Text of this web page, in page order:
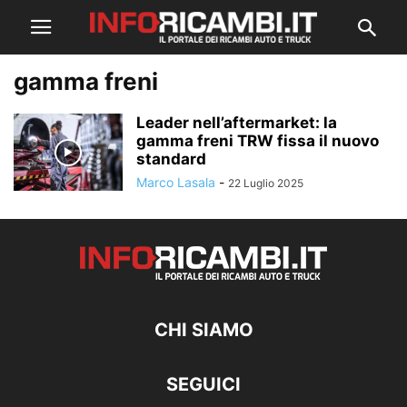
gamma freni
Leader nell’aftermarket: la
gamma freni TRW fissa il nuovo
standard
Marco Lasala - 22 Luglio 2025
CHI SIAMO
SEGUICI